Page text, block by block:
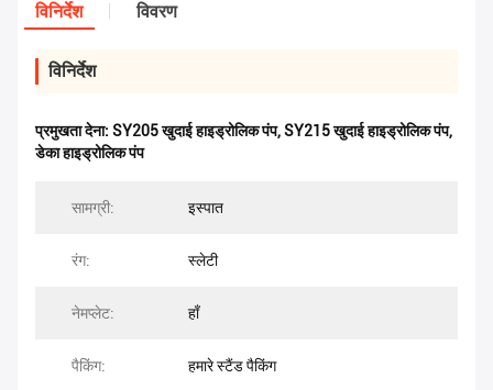
विनिर्देश विवरण
विनिर्देश
प्रमुखता देना: SY205 खुदाई हाइड्रोलिक पंप,SY215 खुदाई हाइड्रोलिक पंप,
डेका हाइड्रोलिक पंप
सामग्री: इस्पात
रंग: स्लेटी
नेमप्लेट: हाँ
पैकिंग: हमारे स्टैंड पैकिंग